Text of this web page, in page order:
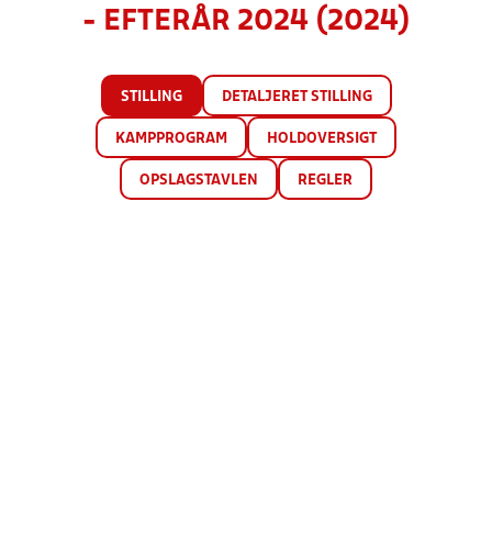
- EFTERÅR 2024 (2024)
STILLING DETALJERET STILLING
KAMPPROGRAM HOLDOVERSIGT
OPSLAGSTAVLEN REGLER